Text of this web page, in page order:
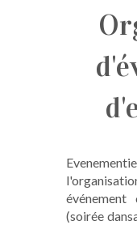
(soirée